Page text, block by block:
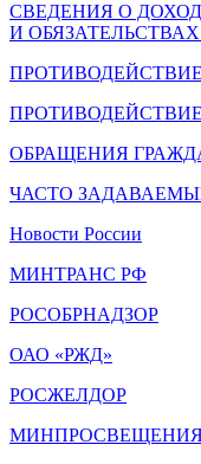
СВЕДЕНИЯ О
И
ОБРАЩЕНИЯ
ЧАСТО
Новости России
МИНТРАНС РФ
РОСОБРНАДЗОР
ОАО «РЖД»
РОСЖЕЛДОР